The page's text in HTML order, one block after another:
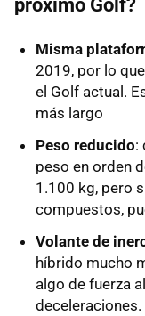
próximo Golf?
Misma
2019, por lo
el Golf actual.
más largo
Peso reducido:
peso en orden
1.100 kg, pero
compuestos,
Volante de
híbrido mucho
algo de fuerza